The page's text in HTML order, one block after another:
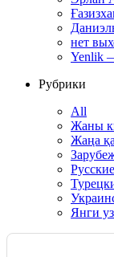
нет
Yenlik
Рубрики
All
Жаны
Жаңа
Янги